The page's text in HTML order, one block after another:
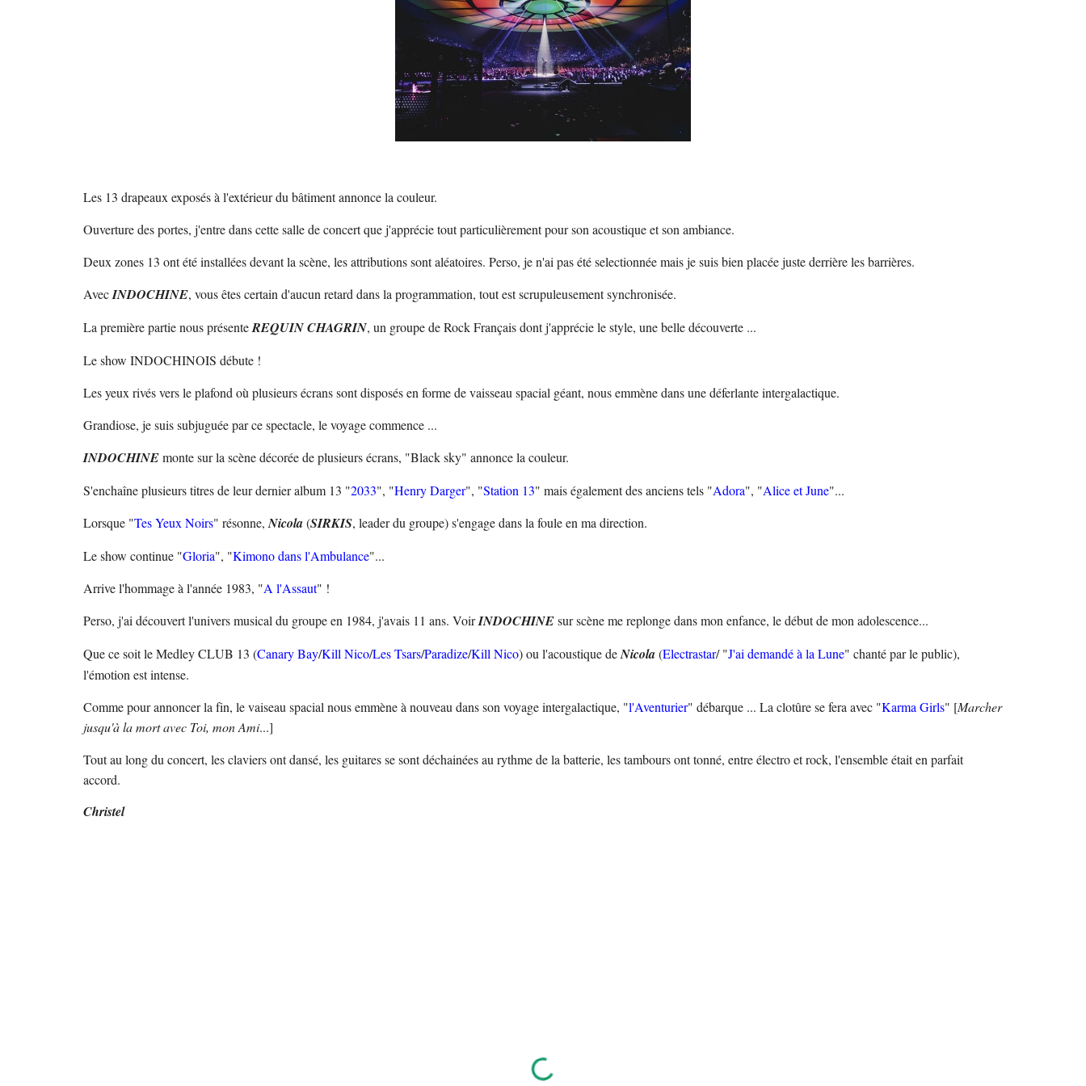
Les 13 drapeaux exposés à l'extérieur du bâtiment annonce la couleur.
Ouverture des portes, j'entre dans cette salle de concert que j'apprécie tout particulièrement pour son acoustique et son ambiance.
Deux zones 13 ont été installées devant la scène, les attributions sont aléatoires. Perso, je n'ai pas été selectionnée mais je suis bien placée juste derrière les barrières.
AvecINDOCHINE, vous êtes certain d'aucun retard dans la programmation, tout est scrupuleusement synchronisée.
La première partie nous présenteREQUIN CHAGRIN, un groupe de Rock Français dont j'apprécie le style, une belle découverte ...
Le show INDOCHINOIS débute !
Les yeux rivés vers le plafond où plusieurs écrans sont disposés en forme de vaisseau spacial géant, nous emmène dans une déferlante intergalactique.
Grandiose, je suis subjuguée par ce spectacle, le voyage commence ...
INDOCHINEmonte sur la scène décorée de plusieurs écrans, "Black sky" annonce la couleur.
S'enchaîne plusieurs titres de leur dernier album 13 "2033", "Henry Darger", "Station 13" mais également des anciens tels "Adora", "Alice et June"...
Lorsque "Tes Yeux Noirs" résonne,Nicola(SIRKIS, leader du groupe) s'engage dans la foule en ma direction.
Le show continue "Gloria", "Kimono dans l'Ambulance"...
Arrive l'hommage à l'année 1983, "A l'Assaut" !
Perso, j'ai découvert l'univers musical du groupe en 1984, j'avais 11 ans. VoirINDOCHINEsur scène me replonge dans mon enfance, le début de mon adolescence...
Que ce soit le Medley CLUB 13 (Canary Bay/Kill Nico/Les Tsars/Paradize/Kill Nico) ou l'acoustique deNicola(Electrastar/ "J'ai demandé à la Lune" chanté par le public),
l'émotion est intense.
Comme pour annoncer la fin, le vaiseau spacial nous emmène à nouveau dans son voyage intergalactique, "l'Aventurier" débarque ... La clotûre se fera avec "Karma Girls" [Marcher
jusqu'à la mort avec Toi, mon Ami...]
Tout au long du concert, les claviers ont dansé, les guitares se sont déchainées au rythme de la batterie, les tambours ont tonné, entre électro et rock, l'ensemble était en parfait
accord.
Christel